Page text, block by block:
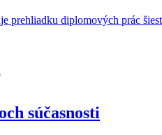
prehliadku diplomových prác
súčasnosti